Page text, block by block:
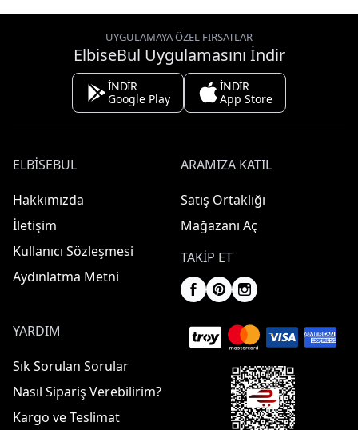
UYGULAMAYA ÖZEL FIRSATLAR
ElbiseBul Uygulamasını İndir
İNDİR
Google Play
İNDİR
App Store
ELBISEBUL
Hakkımızda
İletişim
Kullanıcı Sözleşmesi
Aydınlatma Metni
ARAMIZA KATIL
Satış Ortaklığı
Mağazanı Aç
TAKIP ET
YARDIM
Sık Sorulan Sorular
Nasıl Sipariş Verebilirim?
Kargo ve Teslimat